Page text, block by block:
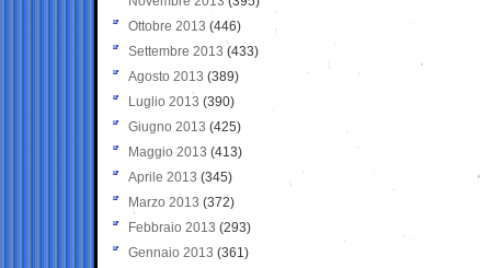
Ottobre 2013 (446)
Settembre 2013 (433)
Agosto 2013 (389)
Luglio 2013 (390)
Giugno 2013 (425)
Maggio 2013 (413)
Aprile 2013 (345)
Marzo 2013 (372)
Febbraio 2013 (293)
Gennaio 2013 (361)